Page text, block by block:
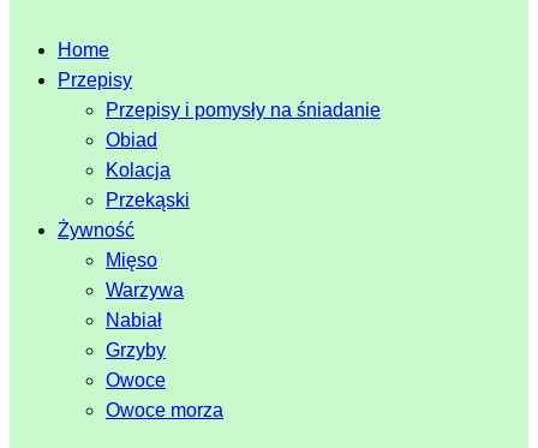
Home
Przepisy
Przepisy i pomysły na śniadanie
Obiad
Kolacja
Przekąski
Żywność
Mięso
Warzywa
Nabiał
Grzyby
Owoce
Owoce morza